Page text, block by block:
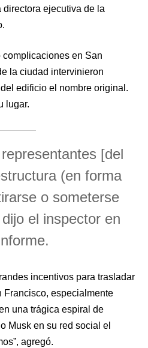
directora ejecutiva de la
complicaciones en San
la ciudad intervinieron
edificio el nombre original.
lugar.
[del
(en forma
o someterse
el inspector en
incentivos para trasladar
Francisco, especialmente
una trágica espiral de
Musk en su red social el
agregó.